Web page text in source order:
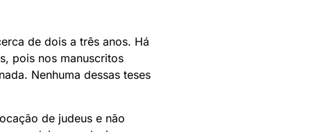
de dois a três anos. Há
pois nos manuscritos
Nenhuma dessas teses
de judeus e não